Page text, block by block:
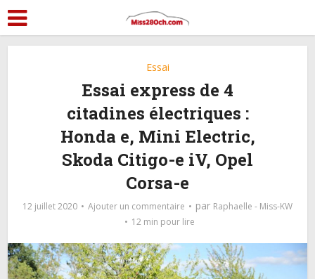
Essai
Essai express de 4
citadines électriques :
Honda e, Mini Electric,
Skoda Citigo-e iV, Opel
Corsa-e
12 juillet 2020 Ajouter un commentaire par Raphaelle - Miss-KW
12 min pour lire